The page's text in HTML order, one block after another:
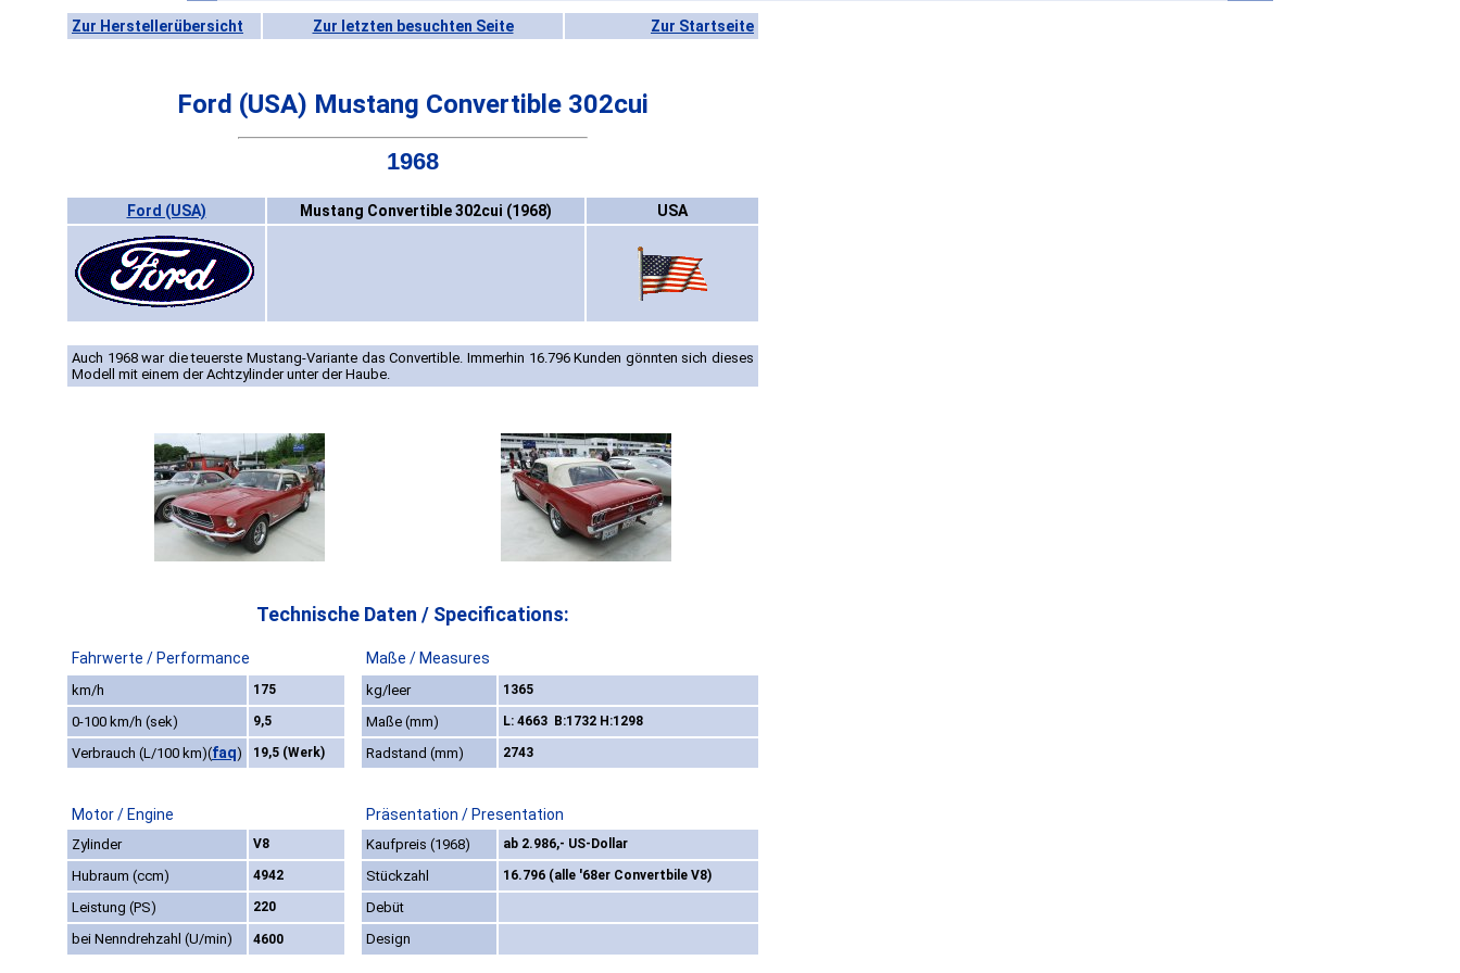
Zur Herstellerübersicht Zur letzten besuchten Seite Zur Startseite
Ford (USA) Mustang Convertible 302cui
1968
Ford (USA) Mustang Convertible 302cui (1968) USA
Auch 1968 war die teuerste Mustang-Variante das Convertible. Immerhin 16.796 Kunden gönnten sich dieses
Modell mit einem der Achtzylinder unter der Haube.
Technische Daten / Specifications:
Fahrwerte / Performance Maße / Measures
km/h 175 kg/leer 1365
0-100 km/h (sek) 9,5 Maße (mm) L: 4663 B:1732 H:1298
Verbrauch (L/100 km)(faq) 19,5 (Werk) Radstand (mm) 2743
Motor / Engine Präsentation / Presentation
Zylinder V8 Kaufpreis (1968) ab 2.986,- US-Dollar
Hubraum (ccm) 4942 Stückzahl 16.796 (alle '68er Convertbile V8)
Leistung (PS) 220
Debüt
bei Nenndrehzahl (U/min)
4600 Design